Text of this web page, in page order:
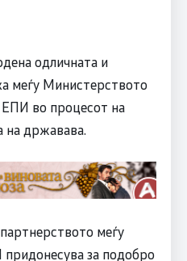
одличната и
меѓу Министерството
во процесот на
на државава.
меѓу
за подобро